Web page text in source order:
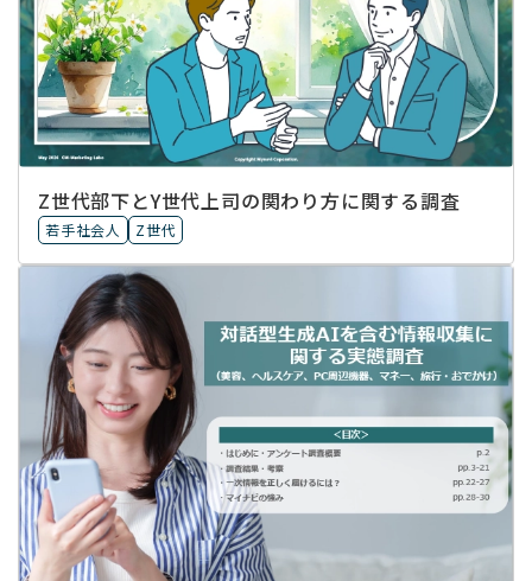
Z世代部下とY世代上司の関わり方に関する調査
若手社会人 Z世代